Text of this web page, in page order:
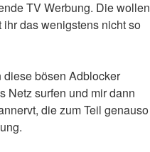
TV Werbung. Die wollen
das wenigstens nicht so
bösen Adblocker
Netz surfen und mir dann
die zum Teil genauso